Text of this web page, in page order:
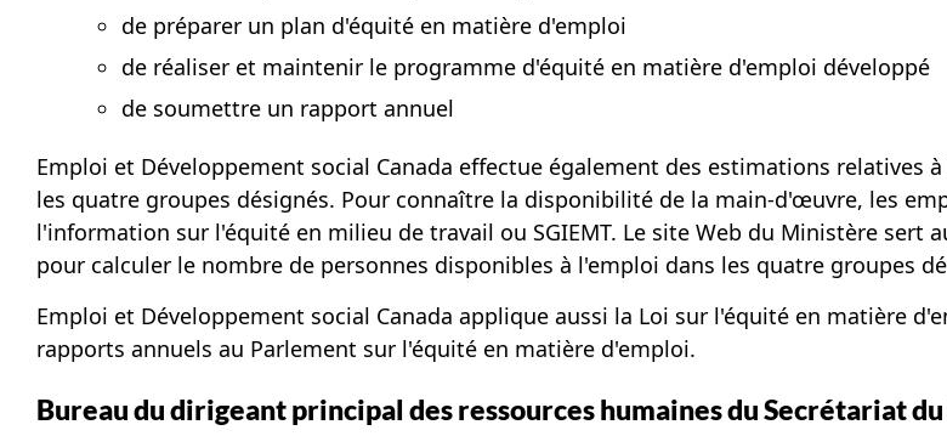
de préparer un plan d'équité en matière d'emploi
de réaliser et maintenir le programme d'équité en matière d'emploi développé
de soumettre un rapport annuel
Emploi et Développement social Canada effectue également des estimations
les quatre groupes désignés. Pour connaître la disponibilité de la main-d'œuvre, les
l'information sur l'équité en milieu de travail ou SGIEMT. Le site Web du Ministère sert
pour calculer le nombre de personnes disponibles à l'emploi dans les quatre groupes
Emploi et Développement social Canada applique aussi la Loi sur l'équité en matière
rapports annuels au Parlement sur l'équité en matière d'emploi.
Bureau du dirigeant principal des ressources humaines du Secrétariat